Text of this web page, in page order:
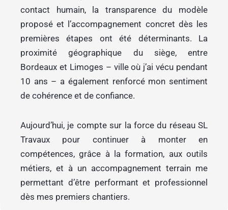
contact humain, la transparence du modèle
proposé et l’accompagnement concret dès les
premières étapes ont été déterminants. La
proximité géographique du siège, entre
Bordeaux et Limoges – ville où j’ai vécu pendant
10 ans – a également renforcé mon sentiment
de cohérence et de confiance.
Aujourd’hui, je compte sur la force du réseau SL
Travaux pour continuer à monter en
compétences, grâce à la formation, aux outils
métiers, et à un accompagnement terrain me
permettant d’être performant et professionnel
dès mes premiers chantiers.